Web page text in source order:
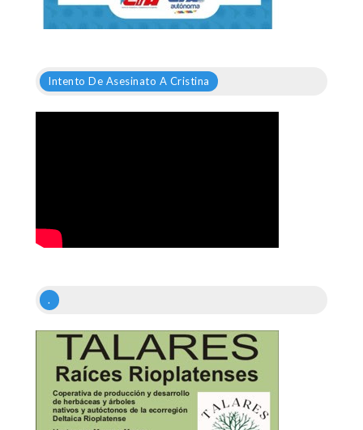
Intento De Asesinato A Cristina
.